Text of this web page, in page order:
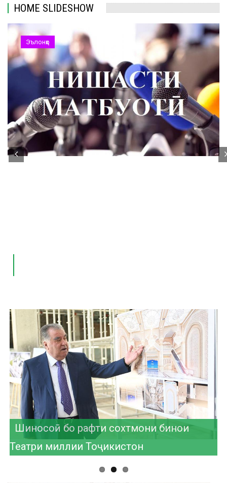
HOME SLIDESHOW
Эълонҳо
Рӯйдоди таърихӣ дар рушди ҳамкориҳои
фарҳангию таълимӣ
Шиносоӣ бо рафти сохтмони бинои
Театри миллии Тоҷикистон
Унвон муборак!